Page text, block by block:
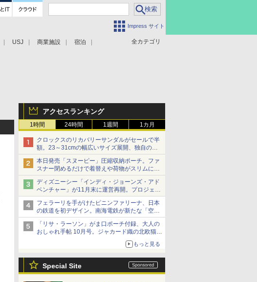
Impress サイト
全カテゴリ
USJ 商業施設 宿泊
アクセスランキング
1時間 24時間 1週間 1カ月
クロックスのリカバリーサンダルがセールで半
額。23～31cmの幅広いサイズ展開、独自のク
ッション素材を採用
本日発売「スヌーピー」圧縮収納ポーチ。ファ
スナー閉めるだけで着替えや荷物がスリムにま
とまる
ディズニーシー「インディ・ジョーンズ・アド
ベンチャー」が11月末に運営再開。プロジェク
ションマッピングを追加、DPAは1500円
フェラーリを手がけたピニンファリーナ、日本
の鉄道を初デザイン。南海電鉄が新たな「空港
特急」をなにわ筋線へ導入
「リサ・ラーソン」がま口ポーチ付録、大人の
おしゃれ手帖 10月号。ジャカード織の北欧猫デ
もっと見る
Special Site